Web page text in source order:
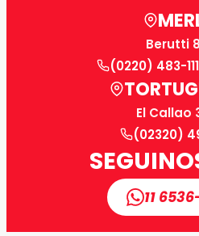
Berutti
(0220) 483-
El Callao
(02320)
11